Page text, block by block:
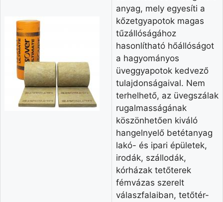
anyag, mely egyesíti a
kőzetgyapotok magas
tűzállóságához
hasonlítható hőállóságot
a hagyományos
üveggyapotok kedvező
tulajdonságaival. Nem
terhelhető, az üvegszálak
rugalmasságának
köszönhetően kiváló
hangelnyelő betétanyag
lakó- és ipari épületek,
irodák, szállodák,
kórházak tetőterek
fémvázas szerelt
válaszfalaiban, tetőtér-